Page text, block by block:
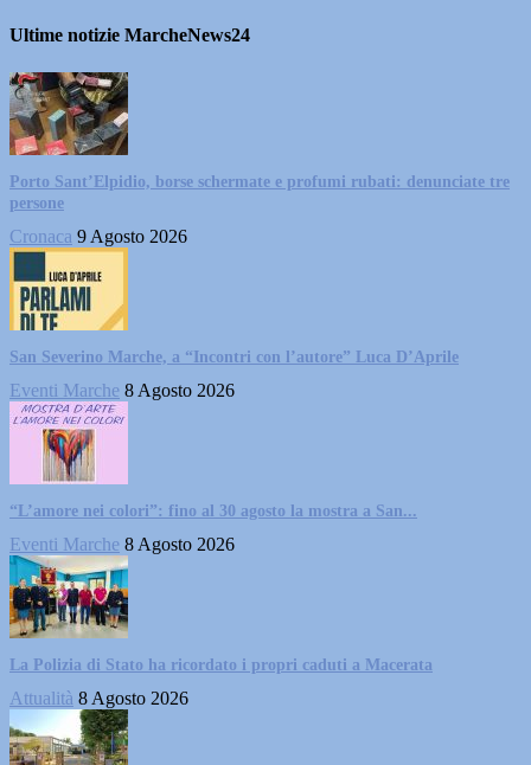
Ultime notizie MarcheNews24
Porto Sant’Elpidio, borse schermate e profumi rubati: denunciate tre
persone
Cronaca 9 Agosto 2026
San Severino Marche, a “Incontri con l’autore” Luca D’Aprile
Eventi Marche 8 Agosto 2026
“L’amore nei colori”: fino al 30 agosto la mostra a San...
Eventi Marche 8 Agosto 2026
La Polizia di Stato ha ricordato i propri caduti a Macerata
Attualità 8 Agosto 2026